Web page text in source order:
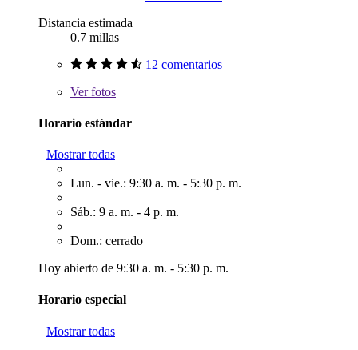
Distancia estimada
0.7 millas
12 comentarios
Verfotos
Horario estándar
Mostrar todas
Lun. - vie.: 9:30 a. m. - 5:30 p. m.
Sáb.: 9 a. m. - 4 p. m.
Dom.: cerrado
Hoy abierto de 9:30 a. m. - 5:30 p. m.
Horario especial
Mostrar todas